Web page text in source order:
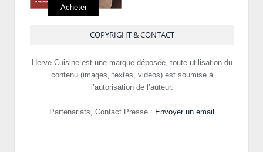
Acheter
COPYRIGHT & CONTACT
Herve Cuisine est une marque déposée, toute utilisation du
contenu (images, textes, vidéos) est soumise à
l’autorisation de l’auteur.
Partenariats, Contact Presse : Envoyer un email